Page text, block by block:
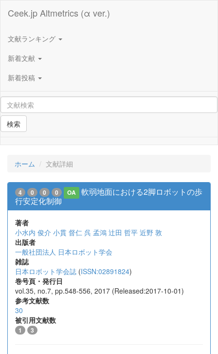
Ceek.jp Altmetrics (α ver.)
文献ランキング
新着文献
新着投稿
検索
ホーム 文献詳細
4 0 0 0 OA
軟弱地面における2脚ロボットの歩
行安定化制御
著者
小水内 俊介 小貫 督仁 呉 孟鴻 辻田 哲平 近野 敦
出版者
一般社団法人 日本ロボット学会
雑誌
日本ロボット学会誌 (ISSN:02891824)
巻号頁・発行日
vol.35, no.7, pp.548-556, 2017 (Released:2017-10-01)
参考文献数
30
被引用文献数
1 3